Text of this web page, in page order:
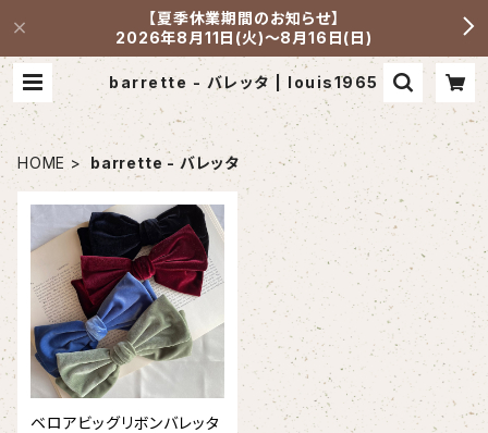
【夏季休業期間のお知らせ】
2026年8月11日(火)～8月16日(日)
barrette - バレッタ | louis1965
HOME barrette - バレッタ
ベロアビッグリボンバレッタ